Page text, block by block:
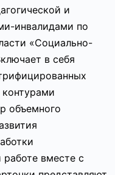
и
инвалидами по
«Социально-
в себя
объемного
вместе с